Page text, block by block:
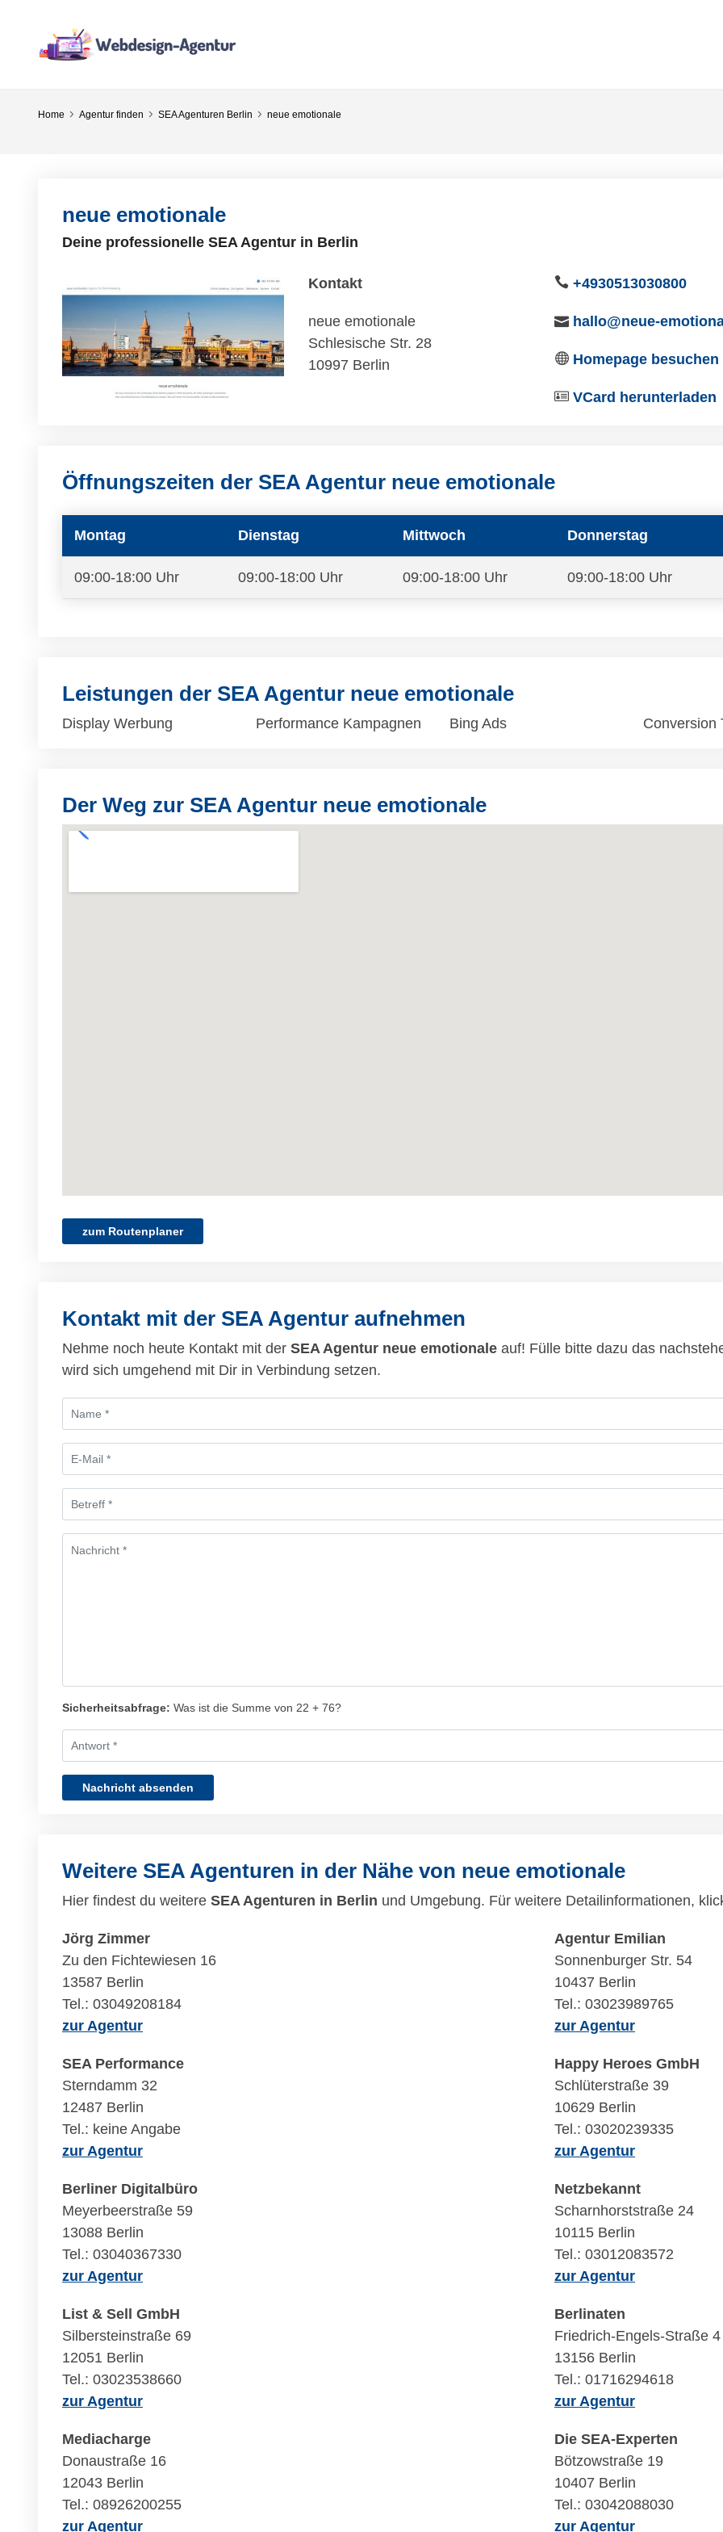
Home Agentur finden SEA Agenturen Berlin neue emotionale
neue emotionale
Deine professionelle SEA Agentur in Berlin
Kontakt
neue emotionale
Schlesische Str. 28
10997 Berlin
+4930513030800
hallo@neue-
Homepage besuchen
VCard herunterladen
Öffnungszeiten der SEA Agentur neue emotionale
Montag Dienstag Mittwoch Donnerstag
09:00-18:00 Uhr 09:00-18:00 Uhr 09:00-18:00 Uhr 09:00-18:00 Uhr
Leistungen der SEA Agentur neue emotionale
Display Werbung Performance Kampagnen Bing Ads Conversion
Der Weg zur SEA Agentur neue emotionale
zum Routenplaner
Kontakt mit der SEA Agentur aufnehmen
Nehme noch heute Kontakt mit der SEA Agentur neue emotionale auf! Fülle bitte dazu das
wird sich umgehend mit Dir in Verbindung setzen.
Sicherheitsabfrage: Was ist die Summe von 22 + 76?
Nachricht absenden
Weitere SEA Agenturen in der Nähe von neue emotionale
Hier findest du weitere SEA Agenturen in Berlin und Umgebung. Für weitere Detailinformationen,
Jörg Zimmer
Zu den Fichtewiesen 16
13587 Berlin
Tel.: 03049208184
zur Agentur
Agentur Emilian
Sonnenburger Str. 54
10437 Berlin
Tel.: 03023989765
zur Agentur
SEA Performance
Sterndamm 32
12487 Berlin
Tel.: keine Angabe
zur Agentur
Happy Heroes GmbH
Schlüterstraße 39
10629 Berlin
Tel.: 03020239335
zur Agentur
Berliner Digitalbüro
Meyerbeerstraße 59
13088 Berlin
Tel.: 03040367330
zur Agentur
Netzbekannt
Scharnhorststraße 24
10115 Berlin
Tel.: 03012083572
zur Agentur
List & Sell GmbH
Silbersteinstraße 69
12051 Berlin
Tel.: 03023538660
zur Agentur
Berlinaten
Friedrich-Engels-Straße 4
13156 Berlin
Tel.: 01716294618
zur Agentur
Mediacharge
Donaustraße 16
12043 Berlin
Tel.: 08926200255
zur Agentur
Die SEA-Experten
Bötzowstraße 19
10407 Berlin
Tel.: 03042088030
zur Agentur